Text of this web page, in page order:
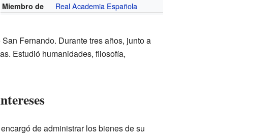
Miembro de Real Academia Española
Fernando. Durante tres años, junto a
Estudió humanidades, filosofía,
de administrar los bienes de su